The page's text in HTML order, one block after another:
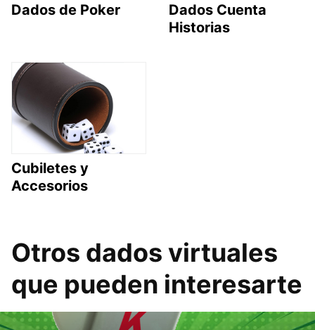
Dados de Poker
Dados Cuenta
Historias
Cubiletes y
Accesorios
Otros dados virtuales
que pueden interesarte